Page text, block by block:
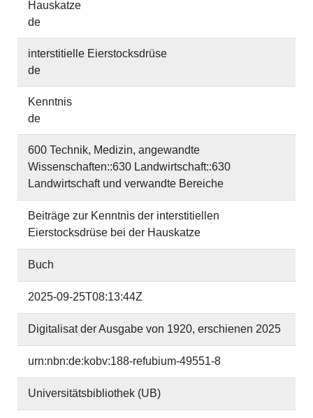
Hauskatze
de
interstitielle Eierstocksdrüse
de
Kenntnis
de
600 Technik, Medizin, angewandte
Wissenschaften::630 Landwirtschaft::630
Landwirtschaft und verwandte Bereiche
Beiträge zur Kenntnis der interstitiellen
Eierstocksdrüse bei der Hauskatze
Buch
2025-09-25T08:13:44Z
Digitalisat der Ausgabe von 1920, erschienen 2025
urn:nbn:de:kobv:188-refubium-49551-8
Universitätsbibliothek (UB)